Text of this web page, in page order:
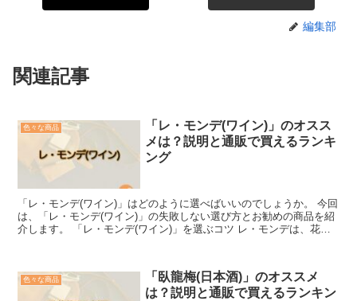
編集部
関連記事
色々な商品
「レ・モンデ(ワイン)」のオスス
メは？説明と通販で買えるランキ
ング
「レ・モンデ(ワイン)」はどのように選べばいいのでしょうか。 今回
は、「レ・モンデ(ワイン)」の失敗しない選び方とお勧めの商品を紹
介します。 「レ・モンデ(ワイン)」を選ぶコツ レ・モンデは、花や
色々な商品
「臥龍梅(日本酒)」のオススメ
は？説明と通販で買えるランキン